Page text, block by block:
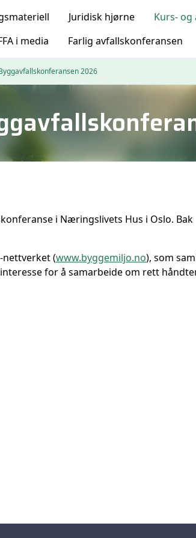
Juridisk hjørne
Kurs-
i media Farlig avfallskonferansen
2026
i Næringslivets Hus i Oslo. Bak
nettverket (www.byggemiljo.no), som
for å samarbeide om rett